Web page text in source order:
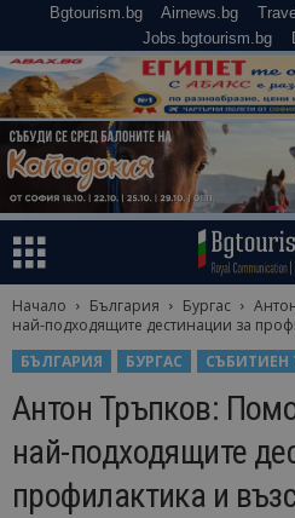
Bgtourism.bg Airnews.bg
Jobs.bgtourism.bg
Начало България Бургас
най-подходящите дестинации за
БЪЛГАРИЯ
БУРГАС СЪБИТИЕН
Антон Тръпков:
най-подходящите
профилактика и